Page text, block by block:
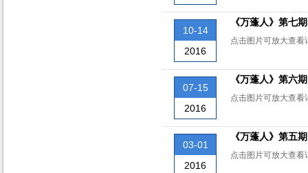
《万蓬人》第七期
10-14
2016
点击图片可放大查看
《万蓬人》第六期
07-15
2016
点击图片可放大查看
《万蓬人》第五期
03-01
2016
点击图片可放大查看